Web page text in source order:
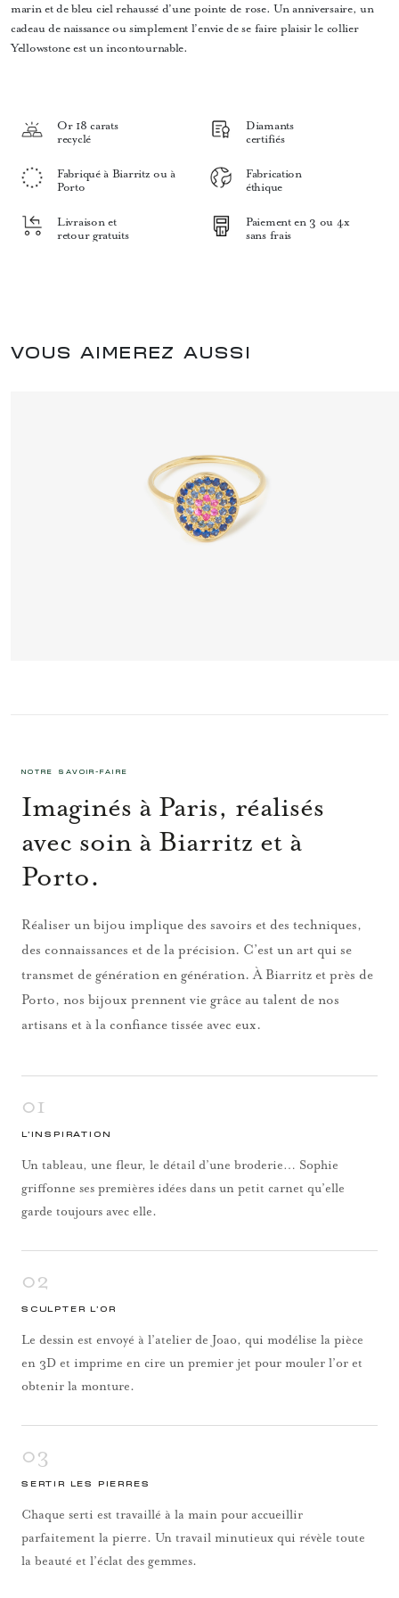
marin et de bleu ciel rehaussé d’une pointe de rose. Un anniversaire, un
cadeau de naissance ou simplement l’envie de se faire plaisir le collier
Yellowstone est un incontournable.
Or 18 carats
recyclé
Diamants
certifiés
Fabriqué à Biarritz ou à
Porto
Fabrication
éthique
Livraison et
retour gratuits
Paiement en 3 ou 4x
sans frais
VOUS AIMEREZ AUSSI
NOTRE SAVOIR-FAIRE
Imaginés à Paris, réalisés
avec soin à Biarritz et à
Porto.
Réaliser un bijou implique des savoirs et des techniques,
des connaissances et de la précision. C’est un art qui se
transmet de génération en génération. À Biarritz et près de
Porto, nos bijoux prennent vie grâce au talent de nos
artisans et à la confiance tissée avec eux.
01
L’INSPIRATION
Un tableau, une fleur, le détail d’une broderie… Sophie
griffonne ses premières idées dans un petit carnet qu’elle
garde toujours avec elle.
02
SCULPTER L’OR
Le dessin est envoyé à l’atelier de Joao, qui modélise la pièce
en 3D et imprime en cire un premier jet pour mouler l’or et
obtenir la monture.
03
SERTIR LES PIERRES
Chaque serti est travaillé à la main pour accueillir
parfaitement la pierre. Un travail minutieux qui révèle toute
la beauté et l’éclat des gemmes.